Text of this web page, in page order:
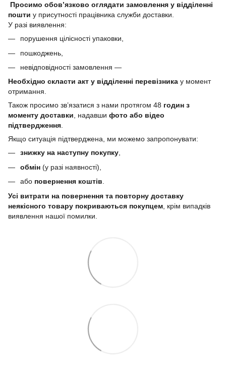
Просимо обов’язково оглядати замовлення у відділенні
пошти у присутності працівника служби доставки.
У разі виявлення:
порушення цілісності упаковки,
пошкоджень,
невідповідності замовлення —
Необхідно скласти акт у відділенні перевізника у момент
отримання.
Також просимо зв’язатися з нами протягом 48 годин з
моменту доставки, надавши фото або відео
підтвердження.
Якщо ситуація підтверджена, ми можемо запропонувати:
знижку на наступну покупку,
обмін (у разі наявності),
або повернення коштів.
Усі витрати на повернення та повторну доставку
неякісного товару покриваються покупцем , крім випадків
виявлення нашої помилки.